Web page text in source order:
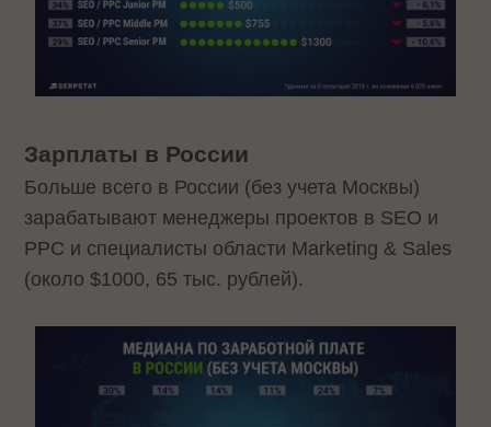
Зарплаты в России
Больше всего в России (без учета Москвы)
зарабатывают менеджеры проектов в SEO и
PPC и специалисты области Marketing & Sales
(около $1000, 65 тыс. рублей).